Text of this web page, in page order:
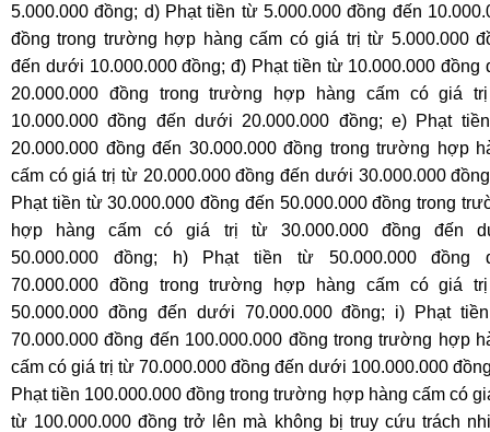
5.000.000 đồng; d) Phạt tiền từ 5.000.000 đồng đến
đồng trong trường hợp hàng cấm có giá trị từ 5.000.000
đến dưới 10.000.000 đồng; đ) Phạt tiền từ 10.000.000 đồng
20.000.000 đồng trong trường hợp hàng cấm có giá
10.000.000 đồng đến dưới 20.000.000 đồng; e) Phạt
20.000.000 đồng đến 30.000.000 đồng trong trường hợp
cấm có giá trị từ 20.000.000 đồng đến dưới 30.000.000
Phạt tiền từ 30.000.000 đồng đến 50.000.000 đồng trong
hợp hàng cấm có giá trị từ 30.000.000 đồng đến
50.000.000 đồng; h) Phạt tiền từ 50.000.000 đồng
70.000.000 đồng trong trường hợp hàng cấm có giá
50.000.000 đồng đến dưới 70.000.000 đồng; i) Phạt
70.000.000 đồng đến 100.000.000 đồng trong trường hợp
cấm có giá trị từ 70.000.000 đồng đến dưới 100.000.000
Phạt tiền 100.000.000 đồng trong trường hợp hàng cấm có
từ 100.000.000 đồng trở lên mà không bị truy cứu trách